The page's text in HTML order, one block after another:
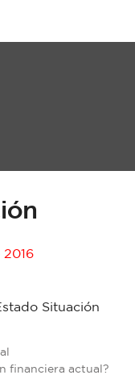
2016
Situación
financiera actual?